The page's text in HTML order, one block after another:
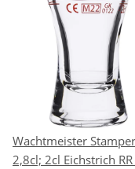
Wachtmeister Stamper
2,8cl; 2cl Eichstrich RR (VPE